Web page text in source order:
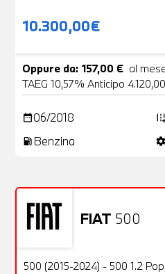
10.300,00€
Oppure da: 157,00 € al
TAEG 10,57% Anticipo
date_range06/2018 add_road
local_gas_station Benzina settings
FIAT 500
Usato
500 (2015-2024) - 500 1.2 Pop